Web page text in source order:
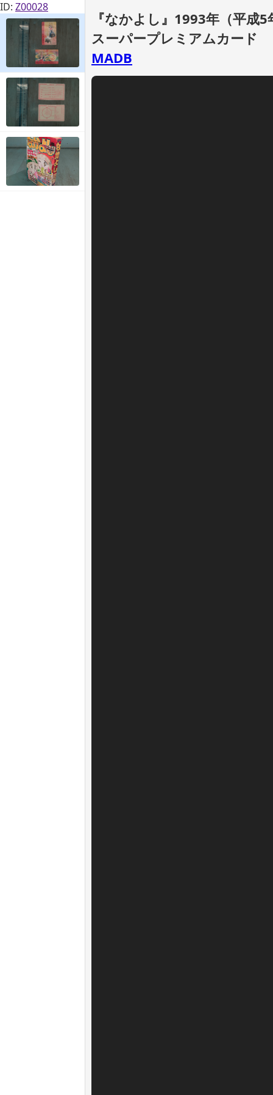
ID: Z00028
『なかよし』1993年（平成
スーパープレミアムカード
MADB